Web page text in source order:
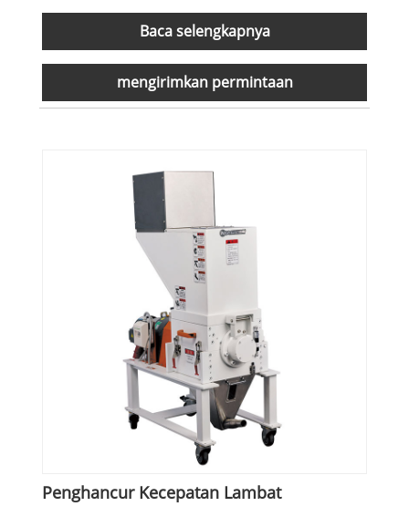
Baca selengkapnya
mengirimkan permintaan
Penghancur Kecepatan Lambat